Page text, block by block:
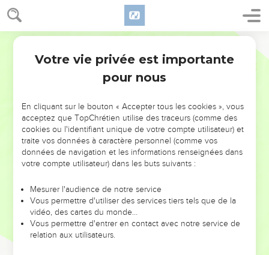
NE MANQUEZ PAS L’ÉVÉNEMENT
DE L’ANNÉE !
ET SI LEURS ERREURS POUVAIENT VOUS ÉVITER LES
VOTRES ?
leur foi ou leur vision. Mais on voit moins les doutes, les erreurs
et les saisons difficiles qu'ils ont traversés, alors même que ce
sont elles qui les ont façonnés.
Dans cette conférence, leaders, entrepreneurs, et responsables
Votre vie privée est importante
pour nous
En cliquant sur le bouton « Accepter tous les cookies », vous
acceptez que TopChrétien utilise des traceurs (comme des
cookies ou l'identifiant unique de votre compte utilisateur) et
traite vos données à caractère personnel (comme vos
données de navigation et les informations renseignées dans
votre compte utilisateur) dans les buts suivants :
Mesurer l'audience de notre service
Vous permettre d'utiliser des services tiers tels que de la
vidéo, des cartes du monde…
Vous permettre d'entrer en contact avec notre service de
relation aux utilisateurs.